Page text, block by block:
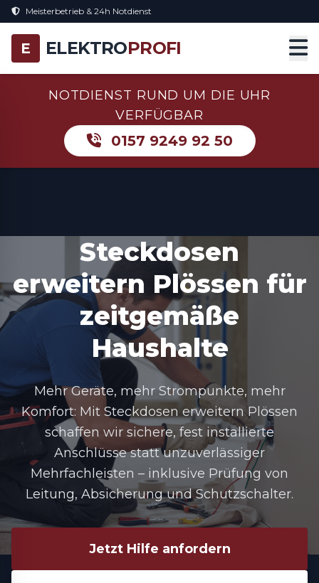
Meisterbetrieb & 24h Notdienst
E ELEKTROPROFI
NOTDIENST RUND UM DIE UHR
VERFÜGBAR
0157 9249 92 50
Steckdosen
erweitern Plössen für
zeitgemäße
Haushalte
Mehr Geräte, mehr Strompunkte, mehr
Komfort: Mit Steckdosen erweitern Plössen
schaffen wir sichere, fest installierte
Anschlüsse statt unzuverlässiger
Mehrfachleisten – inklusive Prüfung von
Leitung, Absicherung und Schutzschalter.
Jetzt Hilfe anfordern